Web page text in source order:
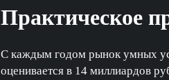
Практическое
С каждым годом рынок умных
оценивается в 14 миллиардов